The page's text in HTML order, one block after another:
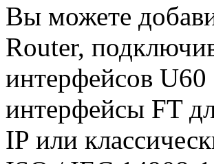
Вы можете
Router,
интерфейсов
интерфейсы FT
IP или